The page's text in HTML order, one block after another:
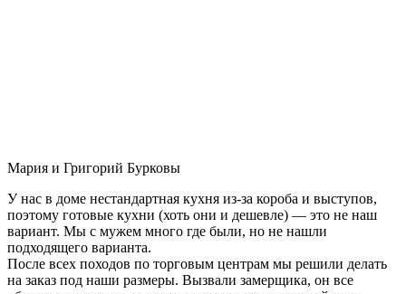
Мария и Григорий Бурковы
У нас в доме нестандартная кухня из-за короба и выступов,
поэтому готовые кухни (хоть они и дешевле) — это не наш
вариант. Мы с мужем много где были, но не нашли
подходящего варианта.
После всех походов по торговым центрам мы решили делать
на заказ под наши размеры. Вызвали замерщика, он все